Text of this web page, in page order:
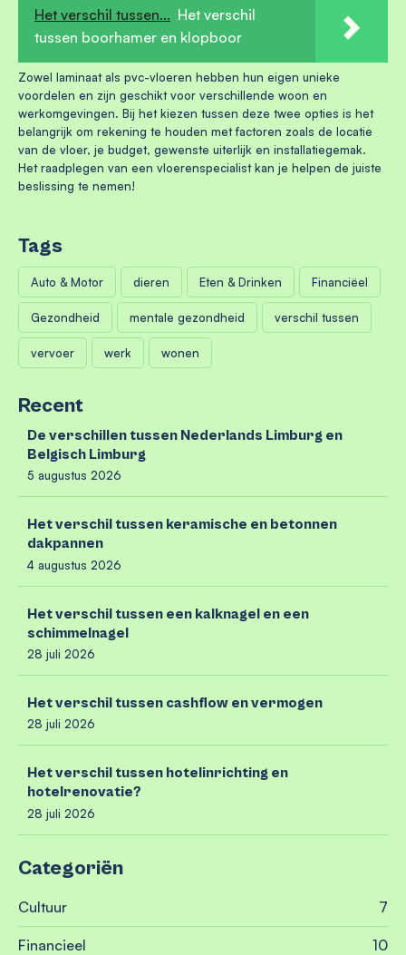
Het verschil tussen... Het verschil
tussen boorhamer en klopboor
Zowel laminaat als pvc-vloeren hebben hun eigen unieke
voordelen en zijn geschikt voor verschillende woon en
werkomgevingen. Bij het kiezen tussen deze twee opties is het
belangrijk om rekening te houden met factoren zoals de locatie
van de vloer, je budget, gewenste uiterlijk en installatiegemak.
Het raadplegen van een vloerenspecialist kan je helpen de juiste
beslissing te nemen!
Tags
Auto & Motor dieren Eten & Drinken Financiëel
Gezondheid mentale gezondheid verschil tussen
vervoer werk wonen
Recent
De verschillen tussen Nederlands Limburg en
Belgisch Limburg
5 augustus 2026
Het verschil tussen keramische en betonnen
dakpannen
4 augustus 2026
Het verschil tussen een kalknagel en een
schimmelnagel
28 juli 2026
Het verschil tussen cashflow en vermogen
28 juli 2026
Het verschil tussen hotelinrichting en
hotelrenovatie?
28 juli 2026
Categoriën
Cultuur 7
Financieel 10